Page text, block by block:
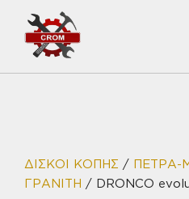
Μετάβαση
περιεχόμενο
ΔΙΣΚΟΙ ΚΟΠΗΣ / ΠΕΤΡΑ-
ΓΡΑΝΙΤΗ / DRONCO